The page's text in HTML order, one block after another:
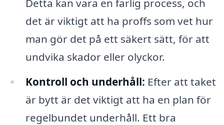
Detta kan vara en farlig process, och
det är viktigt att ha proffs som vet hur
man gör det på ett säkert sätt, för att
undvika skador eller olyckor.
Kontroll och underhåll: Efter att taket
är bytt är det viktigt att ha en plan för
regelbundet underhåll. Ett bra